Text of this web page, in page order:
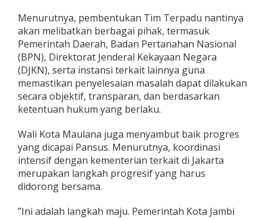
m
k
o
t
J
a
m
b
i
n
t
u
k
T
i
T
Menurutnya, pembentukan Tim Terpadu nantinya
akan melibatkan berbagai pihak, termasuk
Pemerintah Daerah, Badan Pertanahan Nasional
(BPN), Direktorat Jenderal Kekayaan Negara
(DJKN), serta instansi terkait lainnya guna
memastikan penyelesaian masalah dapat dilakukan
secara objektif, transparan, dan berdasarkan
ketentuan hukum yang berlaku.
Wali Kota Maulana juga menyambut baik progres
yang dicapai Pansus. Menurutnya, koordinasi
intensif dengan kementerian terkait di Jakarta
merupakan langkah progresif yang harus
didorong bersama.
​”Ini adalah langkah maju. Pemerintah Kota Jambi